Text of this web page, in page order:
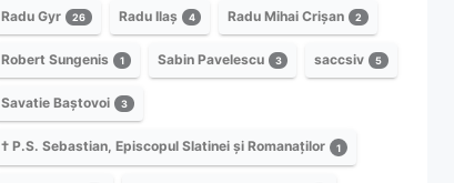
Radu Gyr 26 Radu Ilaș 4 Radu Mihai Crișan 2
Robert Sungenis 1 Sabin Pavelescu 3 saccsiv 5
Savatie Baștovoi 3
† P.S. Sebastian, Episcopul Slatinei și Romanaților 1